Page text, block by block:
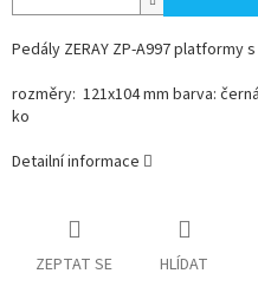
Pedály ZERAY ZP-A997 platformy
rozměry: 121x104 mm barva:
ko
Detailní informace
ZEPTAT SE HLÍDAT